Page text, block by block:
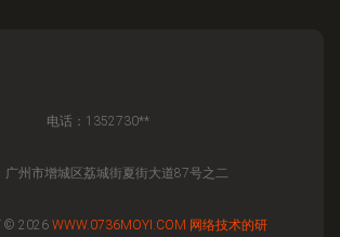
电话：1352730**
广州市增城区荔城街夏街大道87号之二
© 2026 WWW.0736MOYI.COM 网络技术的研